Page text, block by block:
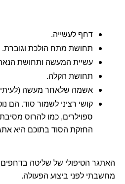
דחף לעשייה.
תחושת מתח הולכת וגוברת.
עשיית המעשה ותחושת
תחושת הקלה.
אשמה שלאחר מעשה
קושי רציני לשמור סוד. הם
ספוילרים, כמו להרוס
החזקת הסוד בתוכם היא
האתגר הטיפולי של שליטה
מחשבתי לפני ביצוע הפעולה.